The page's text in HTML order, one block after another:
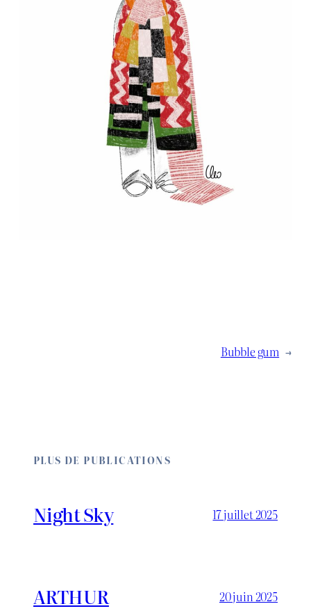
Bubble gum →
PLUS DE PUBLICATIONS
Night Sky 17 juillet 2025
ARTHUR 20 juin 2025